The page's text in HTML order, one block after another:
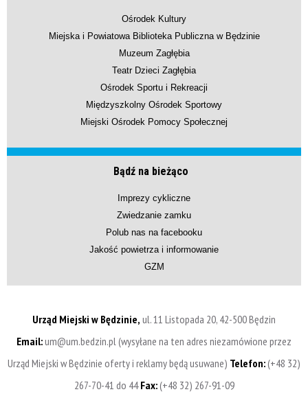
Ośrodek Kultury
Miejska i Powiatowa Biblioteka Publiczna w Będzinie
Muzeum Zagłębia
Teatr Dzieci Zagłębia
Ośrodek Sportu i Rekreacji
Międzyszkolny Ośrodek Sportowy
Miejski Ośrodek Pomocy Społecznej
Bądź na bieżąco
Imprezy cykliczne
Zwiedzanie zamku
Polub nas na facebooku
Jakość powietrza i informowanie
GZM
Urząd Miejski w Będzinie, ul. 11 Listopada 20, 42-500 Będzin
Email:um@um.bedzin.pl (wysyłane na ten adres niezamówione przez
Urząd Miejski w Będzinie oferty i reklamy będą usuwane) Telefon:(+48 32)
267-70-41 do 44Fax:(+48 32) 267-91-09